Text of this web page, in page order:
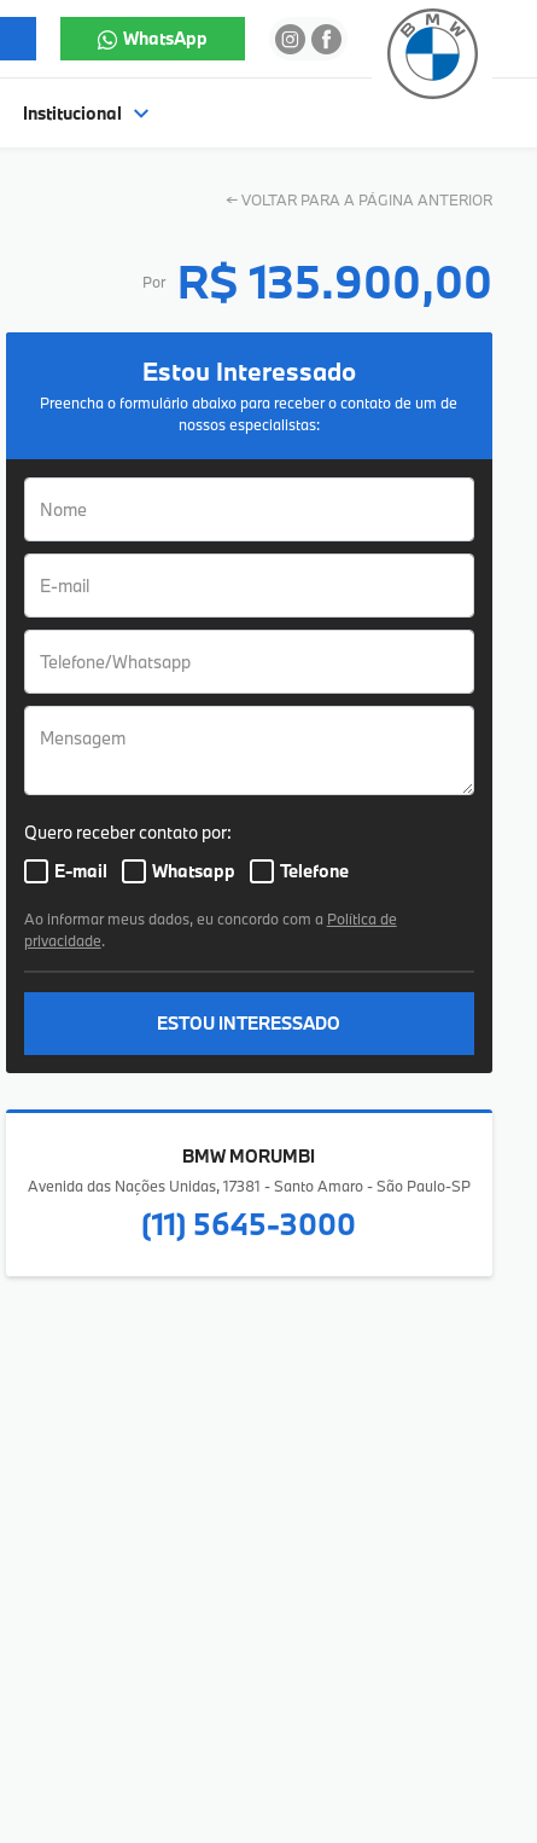
WhatsApp
Institucional
←VOLTAR PARA A PÁGINA ANTERIOR
Por R$ 135.900,00
Estou Interessado
Preencha o formulário abaixo para receber o contato de um de
nossos especialistas:
Quero receber contato por:
E-mail
Whatsapp Telefone
Ao informar meus dados, eu concordo com a Política de
privacidade.
ESTOU INTERESSADO
BMW MORUMBI
Avenida das Nações Unidas, 17381 - Santo Amaro - São Paulo-SP
(11) 5645-3000